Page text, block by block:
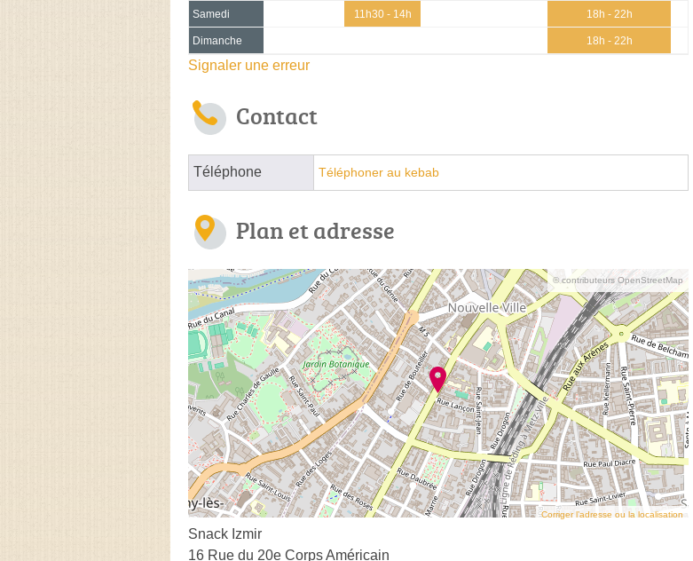
Samedi 11h30 - 14h 18h - 22h
Dimanche 18h - 22h
Signaler une erreur
Contact
Téléphone Téléphoner au kebab
Plan et adresse
© contributeurs OpenStreetMap
Corriger l’adresse ou la localisation
Snack Izmir
16 Rue du 20e Corps Américain